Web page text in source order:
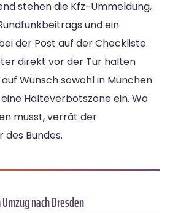
stehen die Kfz-Ummeldung,
und ein
der Post auf der Checkliste.
direkt vor der Tür halten
Wunsch sowohl in München
Halteverbotszone ein. Wo
musst, verrät der
Bundes.
nach Dresden